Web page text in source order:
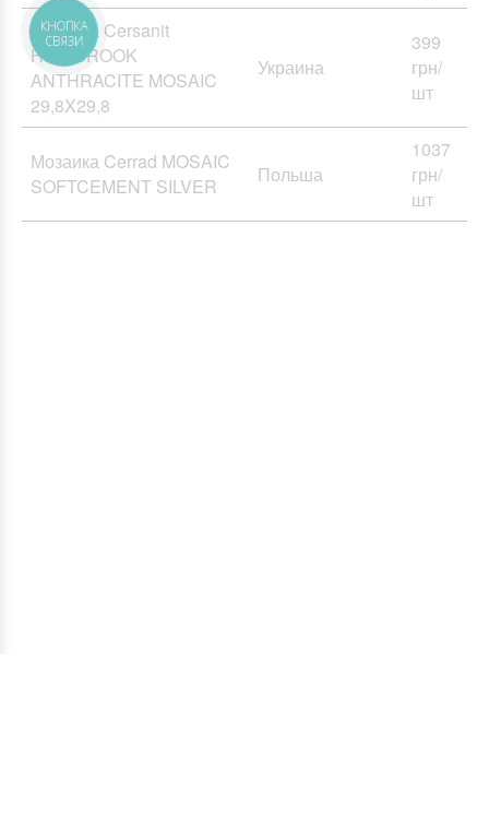
Мозаика Cersanit
HIGHBROOK
ANTHRACITE MOSAIC
29,8X29,8
Украина
399
грн/
шт
Мозаика Cerrad MOSAIC
SOFTCEMENT SILVER
Польша
1037
грн/
шт
КНОПКА
СВЯЗИ